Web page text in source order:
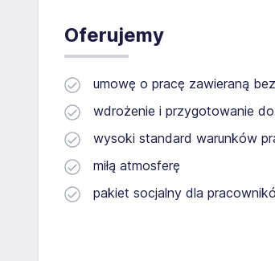
Oferujemy
umowę o pracę zawieraną
wdrożenie i przygotowanie
wysoki standard warunków
miłą atmosferę
pakiet socjalny dla